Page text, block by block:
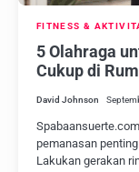
FITNESS &
5 Olahraga
Cukup di
David Johnson
pemanasan
Lakukan gerakan